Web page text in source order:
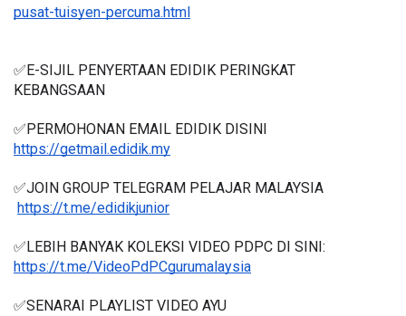
pusat-tuisyen-percuma.html
✅E-SIJIL PENYERTAAN EDIDIK PERINGKAT
KEBANGSAAN
✅PERMOHONAN EMAIL EDIDIK DISINI
https://getmail.edidik.my
✅JOIN GROUP TELEGRAM PELAJAR MALAYSIA
https://t.me/edidikjunior
✅LEBIH BANYAK KOLEKSI VIDEO PDPC DI SINI:
https://t.me/VideoPdPCgurumalaysia
✅SENARAI PLAYLIST VIDEO AYU